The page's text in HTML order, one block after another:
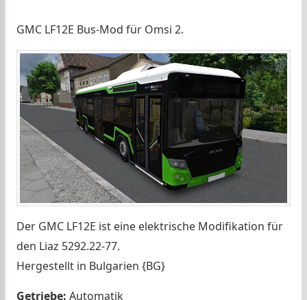
GMC LF12E Bus-Mod für Omsi 2.
Der GMC LF12E ist eine elektrische Modifikation für
den Liaz 5292.22-77.
Hergestellt in Bulgarien {BG}
Getriebe: Automatik